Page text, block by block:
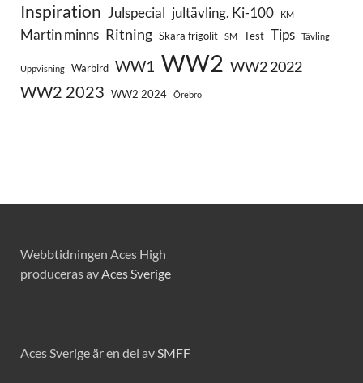
Inspiration Julspecial jultävling. Ki-100 KM
Martin minns Ritning Skära frigolit SM Test Tips Tävling
Uppvisning Warbird WW1 WW2 WW2 2022
WW2 2023 WW2 2024 Örebro
Webbtidningen Aces High
produceras avAces Sverige
Aces Sverige är en del avSMFF